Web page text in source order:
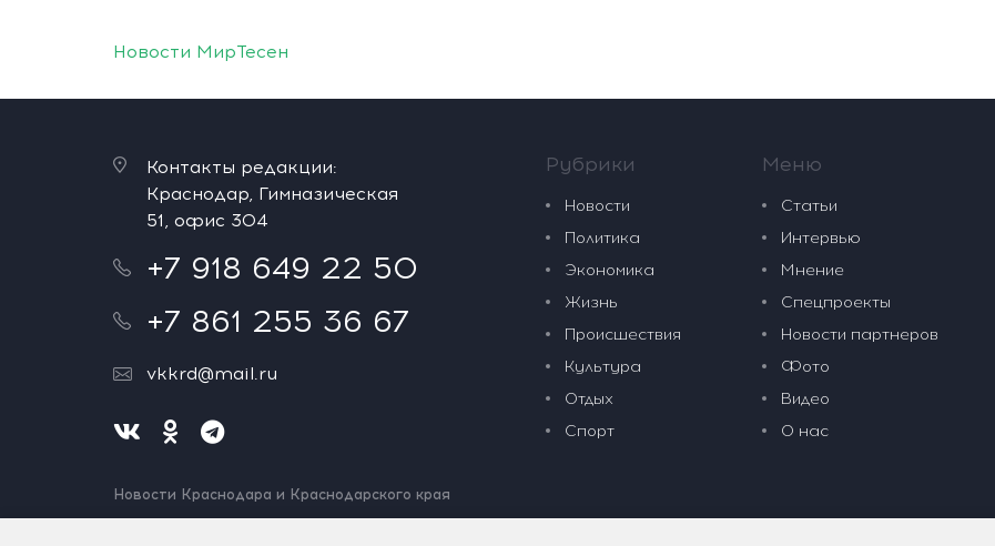
Новости МирТесен
Контакты редакции:
Краснодар, Гимназическая
51, офис 304
+7 918 649 22 50
+7 861 255 36 67
vkkrd@mail.ru
Новости Краснодара и Краснодарского края
Нашли ошибку? Выделите и нажмите Ctrl+Enter.
Рубрики
Новости
Политика
Экономика
Жизнь
Происшествия
Культура
Отдых
Спорт
Меню
Статьи
Интервью
Мнение
Спецпроекты
Новости партнеров
Фото
Видео
О нас